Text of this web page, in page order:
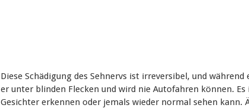
Diese Schädigung des Sehnervs ist irreversibel, und
er unter blinden Flecken und wird nie Autofahren können.
Gesichter erkennen oder jemals wieder normal sehen kann.